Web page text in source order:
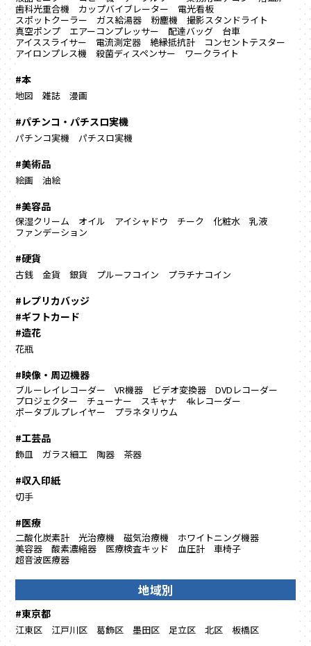
歯科光重合機
カップバイブレーター
電光看板
スポットクーラー
ガス給湯器 粉塵機
撮影スタンドライト
真空ポンプ
エアーコンプレッサー 配達バッグ
台車
アイススライサー
電流測定器 絶縁抵抗計
コンセントテスター
アイロンプレス機
殺菌ディスペンサー ワークライト
#本
地図 雑誌 漫画
#パチンコ・パチスロ実機
パチンコ実機 パチスロ実機
#美術品
絵画 油絵
#美容品
保湿クリーム オイル アイシャドウ チーク 化粧水
乳液
ファンデーション
#硬貨
古銭 金貨 銀貨 プルーフコイン プラチナコイン
#レプリカバッジ
#ギフトカード
#造花
花瓶
#映像・周辺機器
ブルーレイレコーダー VR機器 ビデオ変換器
DVDレコーダー
プロジェクター
チューナー スキャナ
4kレコーダー
ポータブルプレイヤー
プラネタリウム
#工芸品
飾皿 ガラス細工 陶器 茶器
#収入印紙
切手
#医療
二酸化炭素計 光治療機 磁気治療機
ホワイトニング機器
美容器
酸素濃縮器 医療検査キッド 血圧計
車椅子
超音波医療器
地域別
#東京都
江東区 江戸川区 葛飾区 墨田区 足立区 北区 板橋区